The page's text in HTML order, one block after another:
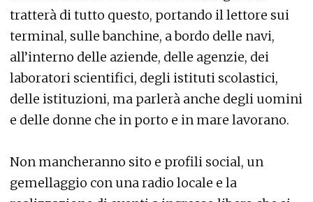
tratterà di tutto questo, portando il lettore sui
terminal, sulle banchine, a bordo delle navi,
all’interno delle aziende, delle agenzie, dei
laboratori scientifici, degli istituti scolastici,
delle istituzioni, ma parlerà anche degli uomini
e delle donne che in porto e in mare lavorano.
Non mancheranno sito e profili social, un
gemellaggio con una radio locale e la